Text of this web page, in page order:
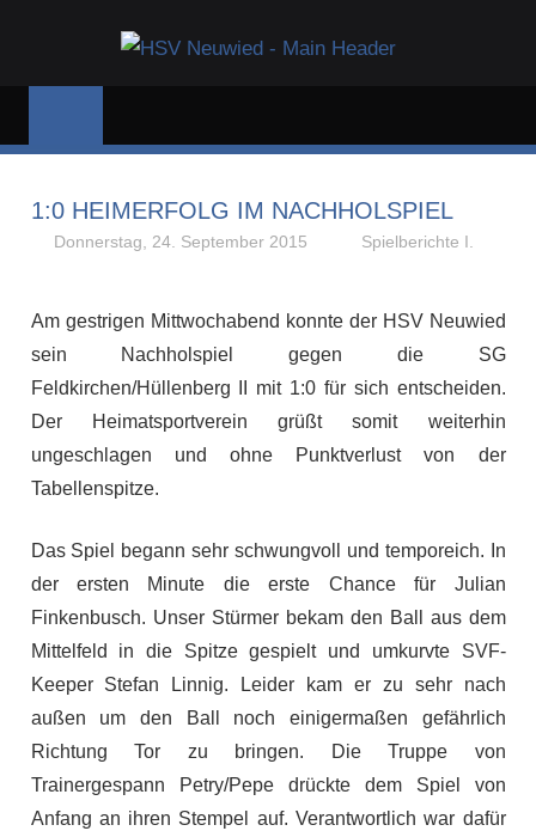
springen
für
Neuwied
1:0 HEIMERFOLG IM NACHHOLSPIEL
Donnerstag, 24. September 2015 Stephan P.
Spielberichte I.
Am gestrigen Mittwochabend konnte der HSV Neuwied
sein Nachholspiel gegen die SG
Feldkirchen/Hüllenberg II mit 1:0 für sich entscheiden.
Der Heimatsportverein grüßt somit weiterhin
ungeschlagen und ohne Punktverlust von der
Tabellenspitze.
Das Spiel begann sehr schwungvoll und temporeich. In
der ersten Minute die erste Chance für Julian
Finkenbusch. Unser Stürmer bekam den Ball aus dem
Mittelfeld in die Spitze gespielt und umkurvte SVF-
Keeper Stefan Linnig. Leider kam er zu sehr nach
außen um den Ball noch einigermaßen gefährlich
Richtung Tor zu bringen. Die Truppe von
Trainergespann Petry/Pepe drückte dem Spiel von
Anfang an ihren Stempel auf. Verantwortlich war dafür